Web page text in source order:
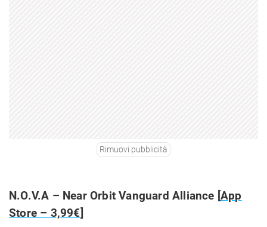
Rimuovi pubblicità
N.O.V.A – Near Orbit Vanguard Alliance [App
Store – 3,99€]